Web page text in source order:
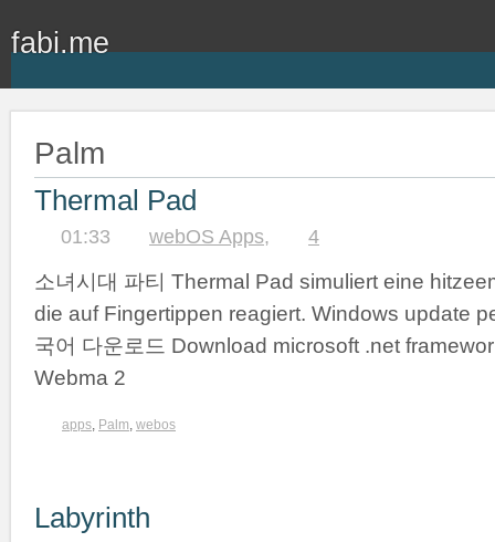
fabi.me
Palm
Thermal Pad
01:33 webOS Apps, 4
소녀시대 파티 Thermal Pad simuliert eine
die auf Fingertippen reagiert. Windows update
국어 다운로드 Download microsoft .net
Webma 2
apps, Palm, webos
Labyrinth